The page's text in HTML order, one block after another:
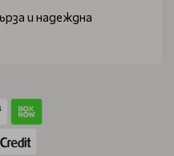
и надеждна